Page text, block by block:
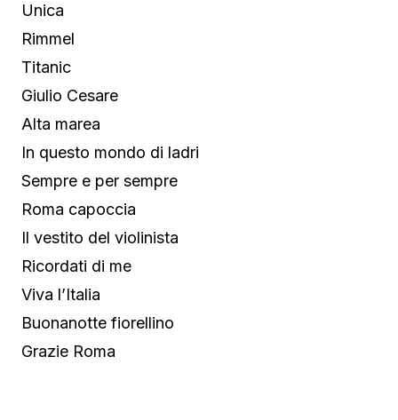
Unica
Rimmel
Titanic
Giulio Cesare
Alta marea
In questo mondo di ladri
Sempre e per sempre
Roma capoccia
Il vestito del violinista
Ricordati di me
Viva l’Italia
Buonanotte fiorellino
Grazie Roma